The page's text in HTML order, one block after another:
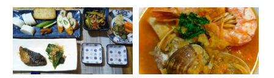
銀座にオープンしたスシローのテ
イクアウト専門店を訪問致しまし
たスシローは持ち帰り専門店を強
化していて都内では亀有店に続
き...
ちの方は本当に辛いようなのでお
気の毒です我家は夫が慢性的に
鼻...